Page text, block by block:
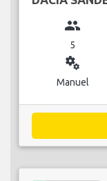
group
5
miscellaneous_services
Manuel